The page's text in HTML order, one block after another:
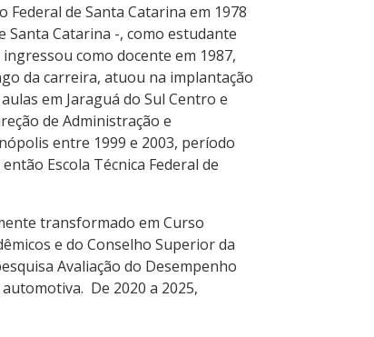
de Santa Catarina em 1978
Santa Catarina -, como estudante
como docente em 1987,
da carreira, atuou na implantação
em Jaraguá do Sul Centro e
de Administração e
entre 1999 e 2003, período
Escola Técnica Federal de
transformado em Curso
e do Conselho Superior da
Avaliação do Desempenho
De 2020 a 2025,